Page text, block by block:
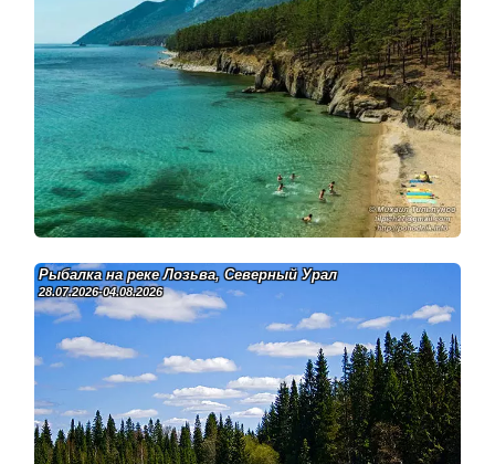
Рыбалка на реке Лозьва, Северный Урал
28.07.2026-04.08.2026